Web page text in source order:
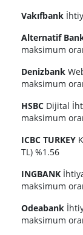
Vakıfbank
Alternatif
maksimum
Denizbank
maksimum
HSBC Dijital
maksimum
ICBC TURKEY
TL) %1.56
INGBANK
maksimum
Odeabank
maksimum